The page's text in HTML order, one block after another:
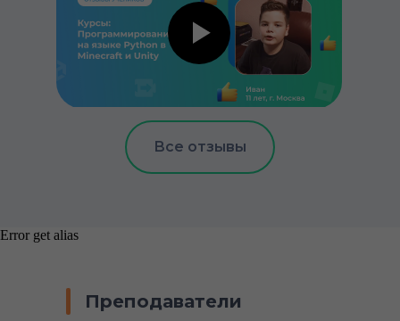
Все отзывы
Error get alias
Преподаватели